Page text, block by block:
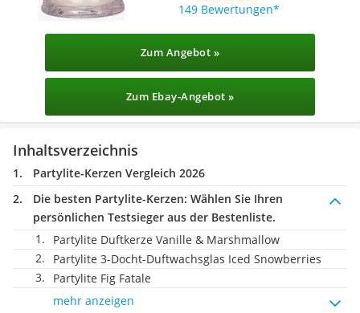
149 Bewertungen
Zum Angebot »
Zum Ebay-Angebot »
Inhaltsverzeichnis
Partylite-Kerzen Vergleich 2026
Die besten Partylite-Kerzen: Wählen Sie Ihren
persönlichen Testsieger aus der Bestenliste.
Partylite Duftkerze Vanille & Marshmallow
Partylite 3-Docht-Duftwachsglas Iced Snowberries
Partylite Fig Fatale
mehr anzeigen